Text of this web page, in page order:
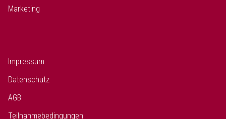
Marketing
Impressum
Datenschutz
AGB
Teilnahmebedingungen